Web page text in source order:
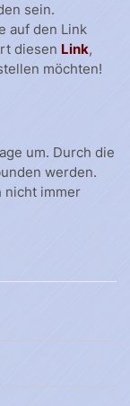
sein.
auf den Link
diesen Link,
möchten!
um. Durch die
werden.
nicht immer